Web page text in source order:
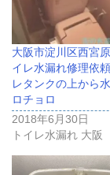
大阪市淀川区西宮
イレ水漏れ修理依
レタンクの上から
ロチョロ
2018年6月30日
トイレ水漏れ 大阪